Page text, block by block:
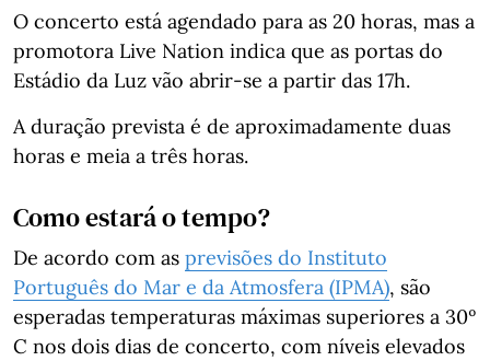
O concerto está agendado para as 20 horas, mas a
promotora Live Nation indica que as portas do
Estádio da Luz vão abrir-se a partir das 17h.
A duração prevista é de aproximadamente duas
horas e meia a três horas.
Como estará o tempo?
De acordo com as previsões do Instituto
Português do Mar e da Atmosfera (IPMA), são
esperadas temperaturas máximas superiores a 30º
C nos dois dias de concerto, com níveis elevados